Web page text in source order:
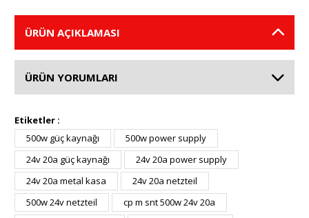
ÜRÜN AÇIKLAMASI
ÜRÜN YORUMLARI
Etiketler :
500w güç kaynağı
500w power supply
24v 20a güç kaynağı
24v 20a power supply
24v 20a metal kasa
24v 20a netzteil
500w 24v netzteil
cp m snt 500w 24v 20a